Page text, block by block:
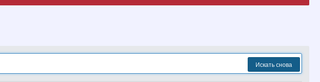
Искать снова